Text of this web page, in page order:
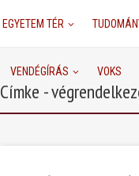
EGYETEM TÉR
VENDÉGÍRÁS VOKS
Címke -